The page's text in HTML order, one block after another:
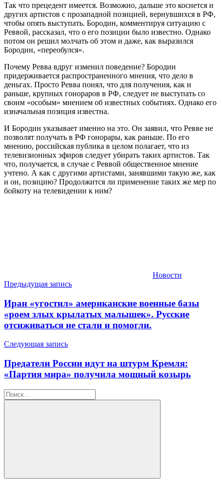
Так что прецедент имеется. Возможно, дальше это коснется и
других артистов с прозападной позицией, вернувшихся в РФ,
чтобы опять выступать. Бородин, комментируя ситуацию с
Реввой, рассказал, что о его позиции было известно. Однако
потом он решил молчать об этом и даже, как выразился
Бородин, «переобулся».
Почему Ревва вдруг изменил поведение? Бородин
придерживается распространенного мнения, что дело в
деньгах. Просто Ревва понял, что для получения, как и
раньше, крупных гонораров в РФ, следует не выступать со
своим «особым» мнением об известных событиях. Однако его
изначальная позиция известна.
И Бородин указывает именно на это. Он заявил, что Ревве не
позволят получать в РФ гонорары, как раньше. По его
мнению, российская публика в целом полагает, что из
телевизионных эфиров следует убирать таких артистов. Так
что, получается, в случае с Реввой общественное мнение
учтено. А как с другими артистами, занявшими такую же, как
и он, позицию? Продолжится ли применение таких же мер по
бойкоту на телевидении к ним?
Новости
Навигация
по
записям
Предыдущая запись
Иран «угостил» американские военные базы
«роем злых крылатых малышек». Русские
отсиживаться не стали и помогли.
Следующая запись
Предатели России идут на штурм Кремля:
«Партия мира» получила мощный козырь
Найти:
Поиск